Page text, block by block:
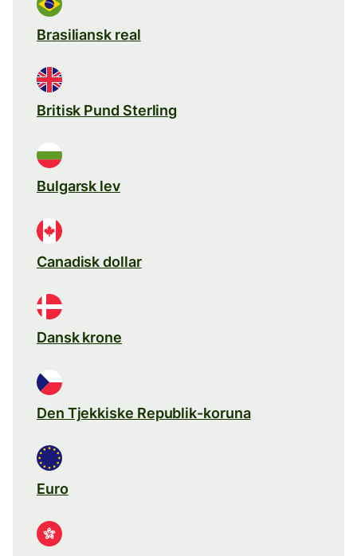
Brasiliansk real
Britisk Pund Sterling
Bulgarsk lev
Canadisk dollar
Dansk krone
Den Tjekkiske Republik-koruna
Euro